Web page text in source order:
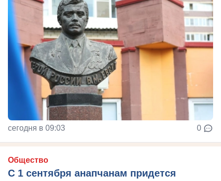
сегодня в 09:03 0
Общество
С 1 сентября анапчанам придется